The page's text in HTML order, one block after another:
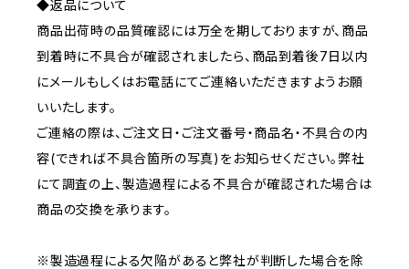
◆返品について
商品出荷時の品質確認には万全を期しておりますが、商品
到着時に不具合が確認されましたら、商品到着後7日以内
にメールもしくはお電話にてご連絡いただきますようお願
いいたします。
ご連絡の際は、ご注文日・ご注文番号・商品名・不具合の内
容(できれば不具合箇所の写真)をお知らせください。弊社
にて調査の上、製造過程による不具合が確認された場合は
商品の交換を承ります。
※製造過程による欠陥があると弊社が判断した場合を除